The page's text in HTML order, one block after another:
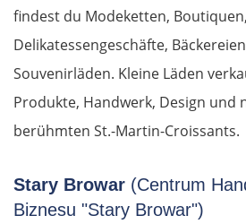
findest du Modeketten,
Delikatessengeschäfte,
Souvenirläden. Kleine Läden
Produkte, Handwerk, Design und
berühmten St.-Martin-Croissants.
Stary Browar (Centrum
Biznesu "Stary Browar")